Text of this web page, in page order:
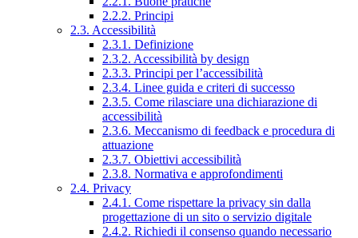
2.2.2. Principi
2.3. Accessibilità
2.3.1. Definizione
2.3.2. Accessibilità by design
2.3.3. Principi per l’accessibilità
2.3.4. Linee guida e criteri di successo
2.3.5. Come rilasciare una dichiarazione di
accessibilità
2.3.6. Meccanismo di feedback e procedura di
attuazione
2.3.7. Obiettivi accessibilità
2.3.8. Normativa e approfondimenti
2.4. Privacy
2.4.1. Come rispettare la privacy sin dalla
progettazione di un sito o servizio digitale
2.4.2. Richiedi il consenso quando necessario